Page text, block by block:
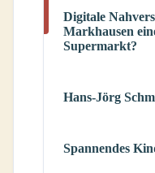
Digitale
Markhausen
Supermarkt?
Hans-Jörg
Spannendes